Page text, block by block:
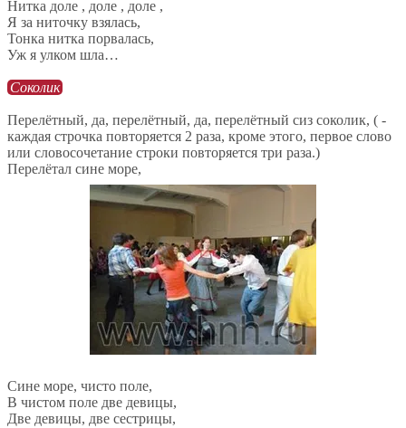
Нитка доле , доле , доле ,
Я за ниточку взялась,
Тонка нитка порвалась,
Уж я улком шла…
Соколик
Перелётный, да, перелётный, да, перелётный сиз соколик, ( -
каждая строчка повторяется 2 раза, кроме этого, первое слово
или словосочетание строки повторяется три раза.)
Перелётал сине море,
Сине море, чисто поле,
В чистом поле две девицы,
Две девицы, две сестрицы,